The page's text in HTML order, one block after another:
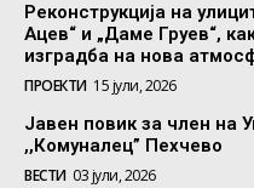
Реконструкција на
Ацев“ и „Даме Груев“,
изградба на нова
ПРОЕКТИ 15 јули, 2026
Јавен повик за член на
,,Комуналец” Пехчево
ВЕСТИ 03 јули, 2026